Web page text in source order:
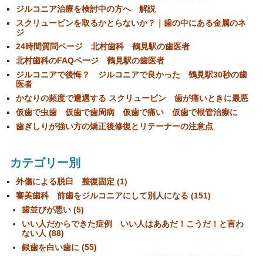
ジルコニア治療を検討中の方へ 解説
スクリューピンを取るかとらないか？｜歯の中にある金属のネ
ジ
24時間質問ページ 北村歯科 鶴見駅の歯医者
北村歯科のFAQページ 鶴見駅の歯医者
ジルコニアで後悔？ ジルコニアで良かった 鶴見駅30秒の歯
医者
かなりの頻度で遭遇する スクリューピン 歯が痛いときに最悪
仮歯で虫歯 仮歯で歯周病 仮歯で痛い 仮歯で根管治療に
歯ぎしりが強い方の矯正後修復とリテーナーの注意点
カテゴリー別
外傷による脱臼 整復固定 (1)
審美歯科 前歯をジルコニアにして別人になる (151)
歯並びが悪い (5)
いい人だからできた症例 いい人はああだ！こうだ！と言わ
ない人 (88)
銀歯を白い歯に (55)